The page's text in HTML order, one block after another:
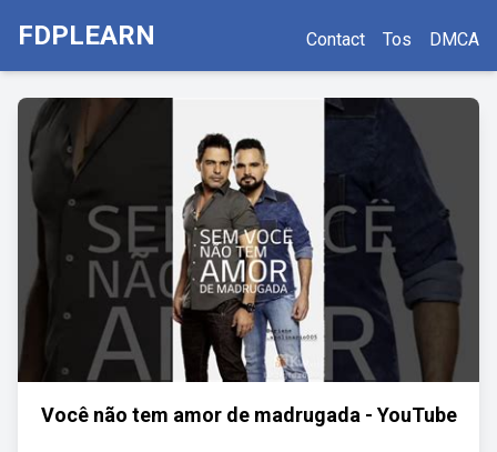
FDPLEARN Contact Tos DMCA
Você não tem amor de madrugada - YouTube